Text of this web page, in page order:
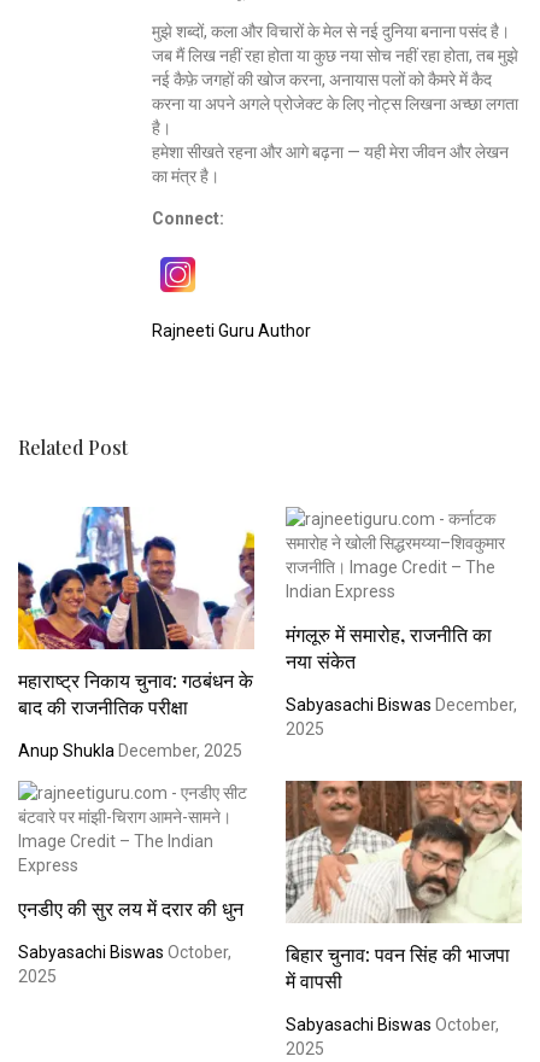
मुझे शब्दों, कला और विचारों के मेल से नई दुनिया बनाना पसंद है।
जब मैं लिख नहीं रहा होता या कुछ नया सोच नहीं रहा होता, तब मुझे
नई कैफ़े जगहों की खोज करना, अनायास पलों को कैमरे में कैद
करना या अपने अगले प्रोजेक्ट के लिए नोट्स लिखना अच्छा लगता
है।
हमेशा सीखते रहना और आगे बढ़ना — यही मेरा जीवन और लेखन
का मंत्र है।
Connect:
Rajneeti Guru Author
Related Post
महाराष्ट्र निकाय चुनाव: गठबंधन के
बाद की राजनीतिक परीक्षा
Anup Shukla December, 2025
मंगलूरु में समारोह, राजनीति का
नया संकेत
Sabyasachi Biswas December,
2025
एनडीए की सुर लय में दरार की धुन
Sabyasachi Biswas October,
2025
बिहार चुनाव: पवन सिंह की भाजपा
में वापसी
Sabyasachi Biswas October,
2025